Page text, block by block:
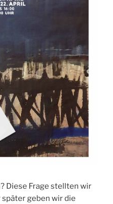
Diese Frage stellten wir
später geben wir die